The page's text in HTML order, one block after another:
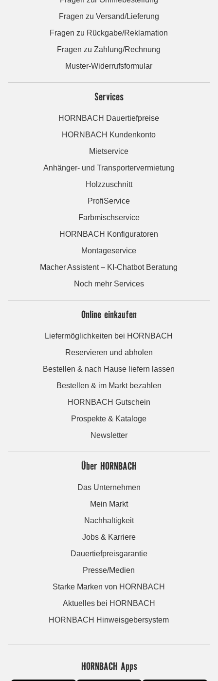
Fragen zu Versand/Lieferung
Fragen zu Rückgabe/Reklamation
Fragen zu Zahlung/Rechnung
Muster-Widerrufsformular
Services
HORNBACH Dauertiefpreise
HORNBACH Kundenkonto
Mietservice
Anhänger- und Transportervermietung
Holzzuschnitt
ProfiService
Farbmischservice
HORNBACH Konfiguratoren
Montageservice
Macher Assistent – KI-Chatbot Beratung
Noch mehr Services
Online einkaufen
Liefermöglichkeiten bei HORNBACH
Reservieren und abholen
Bestellen & nach Hause liefern lassen
Bestellen & im Markt bezahlen
HORNBACH Gutschein
Prospekte & Kataloge
Newsletter
Über HORNBACH
Das Unternehmen
Mein Markt
Nachhaltigkeit
Jobs & Karriere
Dauertiefpreisgarantie
Presse/Medien
Starke Marken von HORNBACH
Aktuelles bei HORNBACH
HORNBACH Hinweisgebersystem
HORNBACH Apps